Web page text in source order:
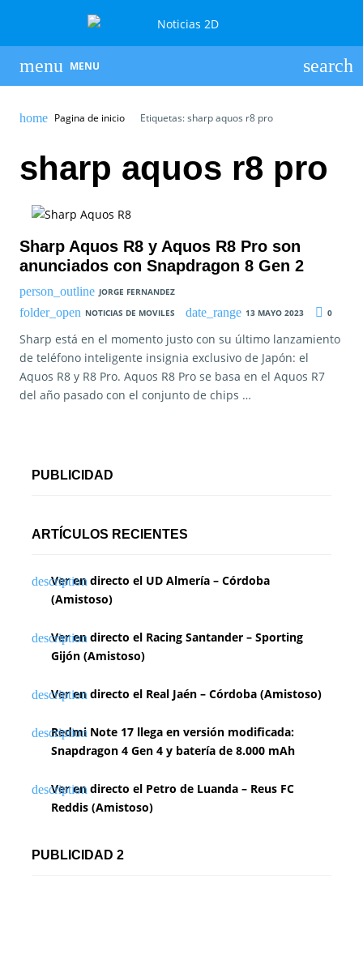
MENU
Pagina de inicio Etiquetas: sharp aquos r8 pro
sharp aquos r8 pro
Sharp Aquos R8 y Aquos R8 Pro son
anunciados con Snapdragon 8 Gen 2
JORGE FERNANDEZ
NOTICIAS DE MOVILES
13 MAYO 2023 0
Sharp está en el momento justo con su último lanzamiento
de teléfono inteligente insignia exclusivo de Japón: el
Aquos R8 y R8 Pro. Aquos R8 Pro se basa en el Aquos R7
del año pasado con el conjunto de chips …
PUBLICIDAD
ARTÍCULOS RECIENTES
Ver en directo el UD Almería – Córdoba
(Amistoso)
Ver en directo el Racing Santander – Sporting
Gijón (Amistoso)
Ver en directo el Real Jaén – Córdoba (Amistoso)
Redmi Note 17 llega en versión modificada:
Snapdragon 4 Gen 4 y batería de 8.000 mAh
Ver en directo el Petro de Luanda – Reus FC
Reddis (Amistoso)
PUBLICIDAD 2